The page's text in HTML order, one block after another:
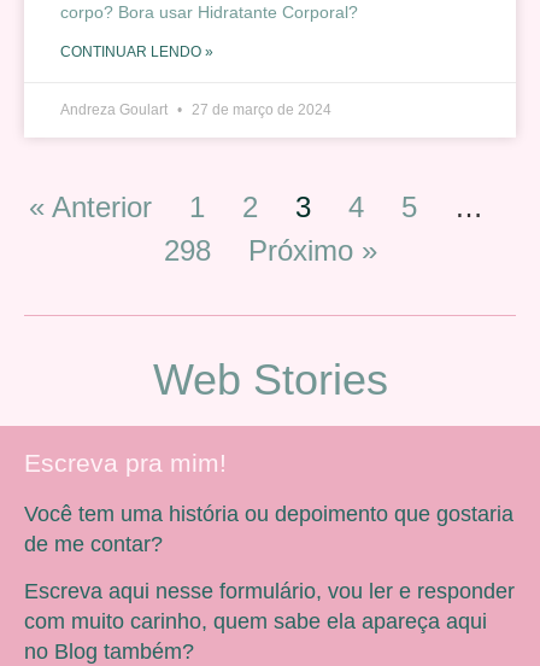
corpo? Bora usar Hidratante Corporal?
CONTINUAR LENDO »
Andreza Goulart 27 de março de 2024
« Anterior 1 2 3 4 5
…
298
Próximo »
Web Stories
Escreva pra mim!
Você tem uma história ou depoimento que gostaria
de me contar?
Escreva aqui nesse formulário, vou ler e responder
com muito carinho, quem sabe ela apareça aqui
no Blog também?